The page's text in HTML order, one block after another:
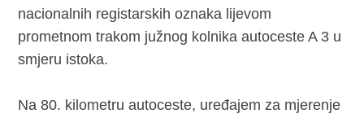
nacionalnih registarskih oznaka lijevom
prometnom trakom južnog kolnika autoceste A 3 u
smjeru istoka.
Na 80. kilometru autoceste, uređajem za mjerenje